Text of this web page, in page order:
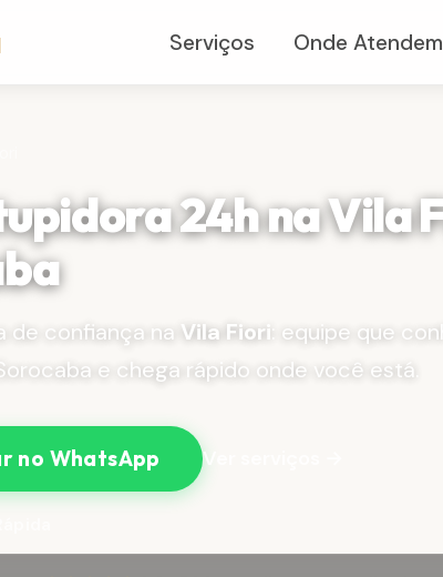
Serviços Onde
24h na Vila
de confiança na Vila Fiori : equipe que
e chega rápido onde você está.
no WhatsApp Ver serviços →